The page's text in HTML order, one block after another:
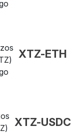
XTZ-ETH
XTZ-USDC